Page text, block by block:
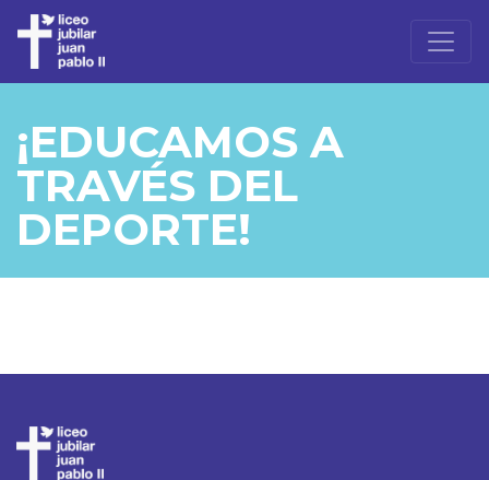
¡EDUCAMOS A
TRAVÉS DEL
DEPORTE!